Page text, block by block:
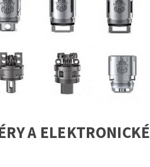
A ELEKTRONICKÉ